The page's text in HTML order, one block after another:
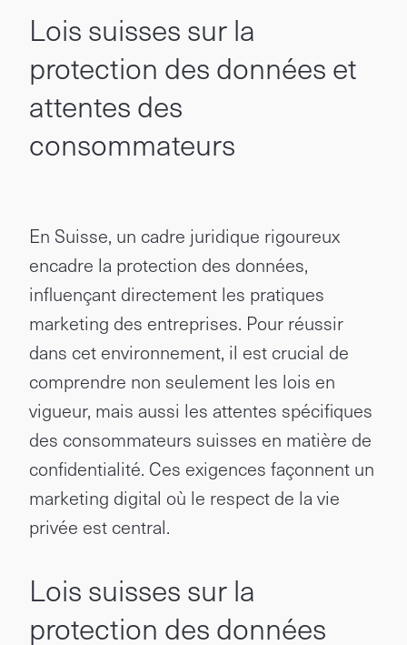
Lois suisses sur la
protection des données et
attentes des
consommateurs
En Suisse, un cadre juridique rigoureux
encadre la protection des données,
influençant directement les pratiques
marketing des entreprises. Pour réussir
dans cet environnement, il est crucial de
comprendre non seulement les lois en
vigueur, mais aussi les attentes spécifiques
des consommateurs suisses en matière de
confidentialité. Ces exigences façonnent un
marketing digital où le respect de la vie
privée est central.
Lois suisses sur la
protection des données